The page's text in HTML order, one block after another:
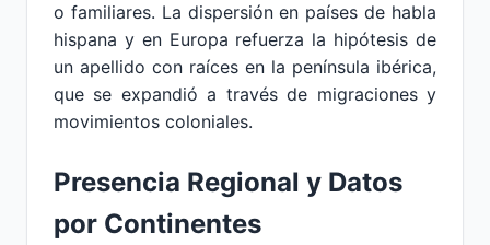
o familiares. La dispersión en países de habla
hispana y en Europa refuerza la hipótesis de
un apellido con raíces en la península ibérica,
que se expandió a través de migraciones y
movimientos coloniales.
Presencia Regional y Datos
por Continentes